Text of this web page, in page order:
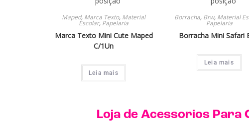
Maped, Marca Texto, Material
Escolar, Papelaria
Marca Texto Mini Cute Maped
C/1Un
Leia mais
Borracha, Brw, Material
Papelaria
Borracha Mini Safari
Leia mais
Loja de Acessorios Para